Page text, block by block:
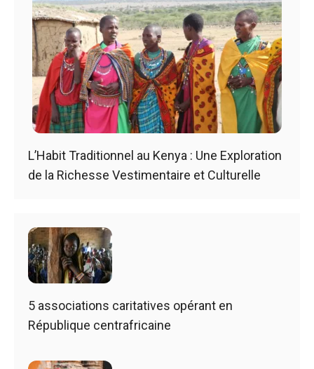
L’Habit Traditionnel au Kenya : Une Exploration
de la Richesse Vestimentaire et Culturelle
5 associations caritatives opérant en
République centrafricaine